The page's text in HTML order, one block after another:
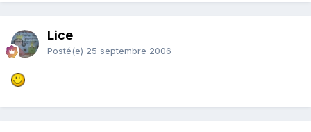
Lice
Posté(e) 25 septembre 2006